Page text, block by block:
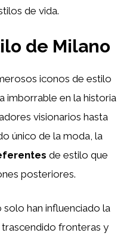
de vida.
de Milano
iconos de estilo
imborrable en la historia
visionarios hasta
único de la moda, la
de estilo que
posteriores.
han influenciado la
fronteras y